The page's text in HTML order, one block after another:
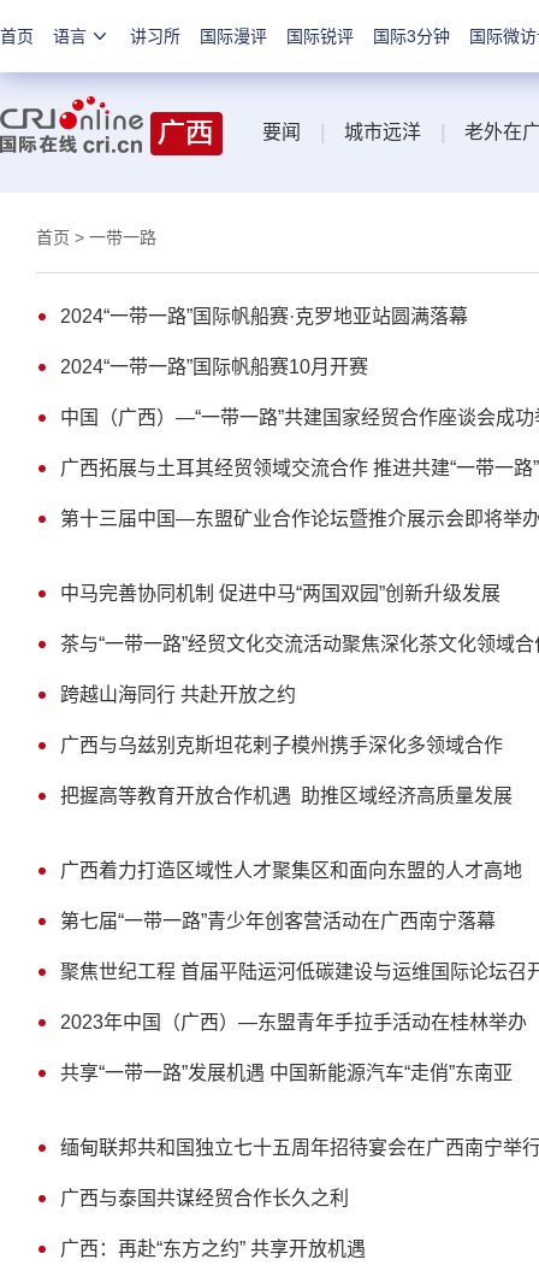
首页 语言 讲习所 国际漫评 国际锐评 国际3分钟 国际微
要闻 城市远洋 老外在
首页 > 一带一路
2024“一带一路”国际帆船赛·克罗地亚站圆满落幕
2024“一带一路”国际帆船赛10月开赛
中国（广西）—“一带一路”共建国家经贸合作座谈会成功
广西拓展与土耳其经贸领域交流合作 推进共建“一带一路”
第十三届中国—东盟矿业合作论坛暨推介展示会即将举
中马完善协同机制 促进中马“两国双园”创新升级发展
茶与“一带一路”经贸文化交流活动聚焦深化茶文化领域合
跨越山海同行 共赴开放之约
广西与乌兹别克斯坦花剌子模州携手深化多领域合作
把握高等教育开放合作机遇 助推区域经济高质量发展
广西着力打造区域性人才聚集区和面向东盟的人才高地
第七届“一带一路”青少年创客营活动在广西南宁落幕
聚焦世纪工程 首届平陆运河低碳建设与运维国际论坛召
2023年中国（广西）—东盟青年手拉手活动在桂林举办
共享“一带一路”发展机遇 中国新能源汽车“走俏”东南亚
缅甸联邦共和国独立七十五周年招待宴会在广西南宁举
广西与泰国共谋经贸合作长久之利
广西：再赴“东方之约” 共享开放机遇